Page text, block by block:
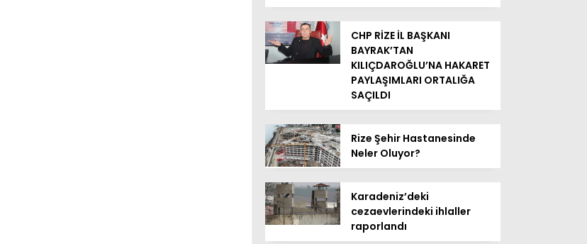
CHP RİZE İL BAŞKANI
BAYRAK’TAN
KILIÇDAROĞLU’NA HAKARET
PAYLAŞIMLARI ORTALIĞA
SAÇILDI
Rize Şehir Hastanesinde
Neler Oluyor?
Karadeniz’deki
cezaevlerindeki ihlaller
raporlandı